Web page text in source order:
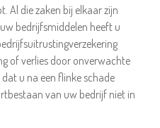
Al die zaken bij elkaar zijn
bedrijfsmiddelen heeft u
of verlies door onverwachte
u na een flinke schade
van uw bedrijf niet in